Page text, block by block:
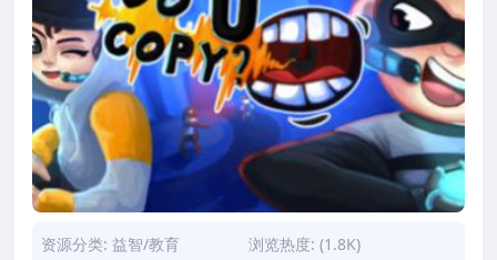
资源分类: 益智/教育
浏览热度: (1.8K)